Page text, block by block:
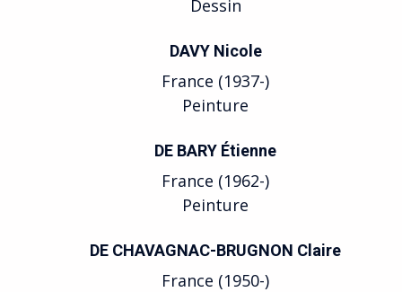
Dessin
DAVY Nicole
France (1937-)
Peinture
DE BARY Étienne
France (1962-)
Peinture
DE CHAVAGNAC-BRUGNON Claire
France (1950-)